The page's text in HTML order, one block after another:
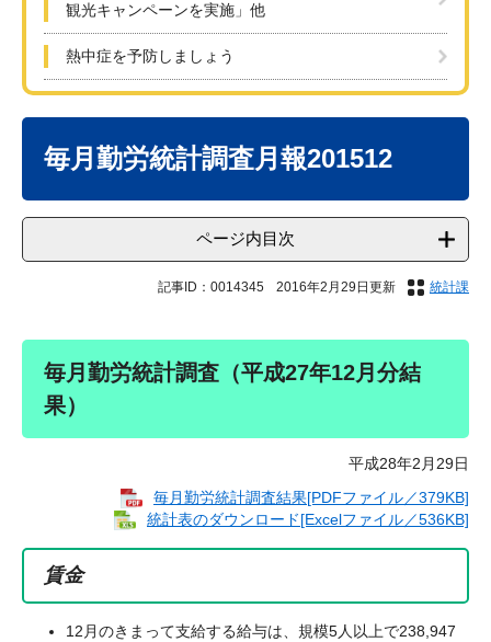
観光キャンペーンを実施」他
熱中症を予防しましょう
毎月勤労統計調査月報201512
ページ内目次
記事ID：0014345 2016年2月29日更新 統計課
毎月勤労統計調査（平成27年12月分結
果）
平成28年2月29日
毎月勤労統計調査結果[PDFファイル／379KB]
統計表のダウンロード[Excelファイル／536KB]
賃金
12月のきまって支給する給与は、規模5人以上で238,947